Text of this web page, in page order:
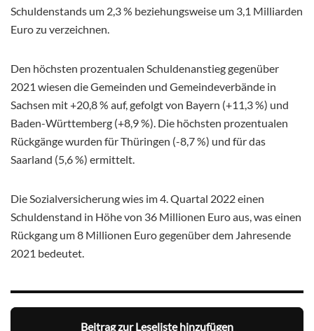
Schuldenstands um 2,3 % beziehungsweise um 3,1 Milliarden
Euro zu verzeichnen.
Den höchsten prozentualen Schuldenanstieg gegenüber
2021 wiesen die Gemeinden und Gemeindeverbände in
Sachsen mit +20,8 % auf, gefolgt von Bayern (+11,3 %) und
Baden-Württemberg (+8,9 %). Die höchsten prozentualen
Rückgänge wurden für Thüringen (-8,7 %) und für das
Saarland (5,6 %) ermittelt.
Die Sozialversicherung wies im 4. Quartal 2022 einen
Schuldenstand in Höhe von 36 Millionen Euro aus, was einen
Rückgang um 8 Millionen Euro gegenüber dem Jahresende
2021 bedeutet.
Beitrag zur Leseliste hinzufügen